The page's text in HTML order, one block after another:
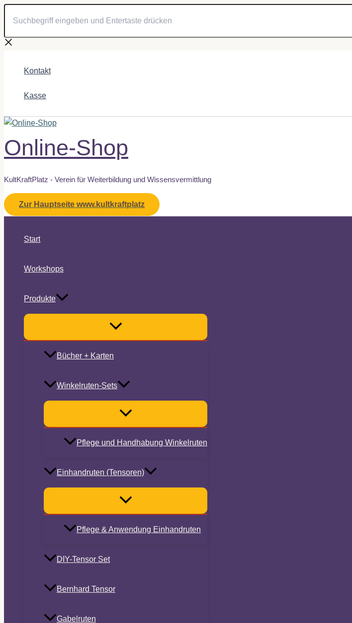
Inhalt
springen
Suchbegriff
eingeben
Entertaste
drücken
Kontakt
Kasse
Online-Shop
KultKraftPlatz - Verein für Weiterbildung und Wissensvermittlung
Zur Hauptseite www.kultkraftplatz
Start
Workshops
Produkte
Bücher + Karten
Winkelruten-Sets
Pflege und Handhabung Winkelruten
Einhandruten (Tensoren)
Pflege & Anwendung Einhandruten
DIY-Tensor Set
Bernhard Tensor
Gabelruten